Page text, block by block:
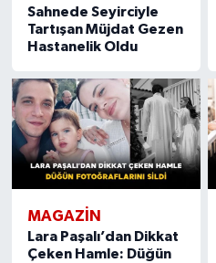
Sahnede Seyirciyle
Tartışan Müjdat Gezen
Hastanelik Oldu
MAGAZIN
Lara Paşalı’dan Dikkat
Çeken Hamle: Düğün